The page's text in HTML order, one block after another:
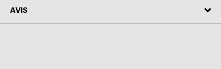
AVIS